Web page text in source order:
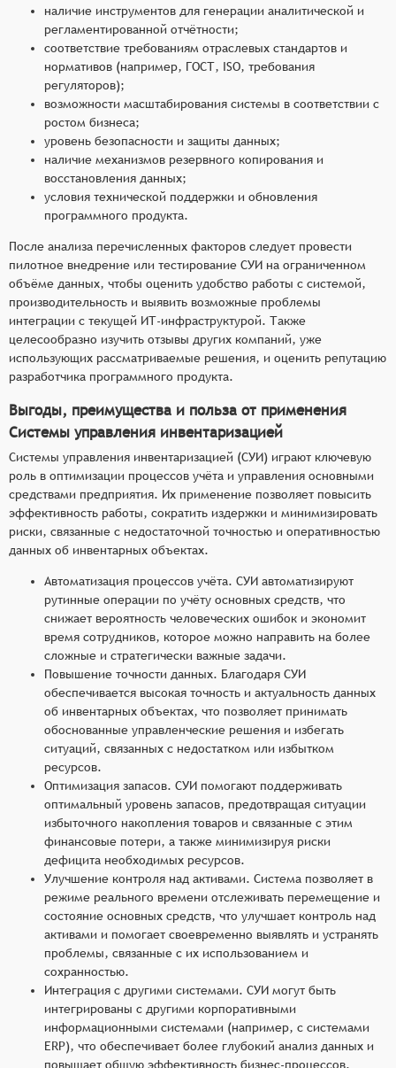
наличие инструментов для генерации аналитической и
регламентированной отчётности;
соответствие требованиям отраслевых стандартов и
нормативов (например, ГОСТ, ISO, требования
регуляторов);
возможности масштабирования системы в соответствии с
ростом бизнеса;
уровень безопасности и защиты данных;
наличие механизмов резервного копирования и
восстановления данных;
условия технической поддержки и обновления
программного продукта.
После анализа перечисленных факторов следует провести
пилотное внедрение или тестирование СУИ на ограниченном
объёме данных, чтобы оценить удобство работы с системой,
производительность и выявить возможные проблемы
интеграции с текущей ИТ-инфраструктурой. Также
целесообразно изучить отзывы других компаний, уже
использующих рассматриваемые решения, и оценить репутацию
разработчика программного продукта.
Выгоды, преимущества и польза от применения
Системы управления инвентаризацией
Системы управления инвентаризацией (СУИ) играют ключевую
роль в оптимизации процессов учёта и управления основными
средствами предприятия. Их применение позволяет повысить
эффективность работы, сократить издержки и минимизировать
риски, связанные с недостаточной точностью и оперативностью
данных об инвентарных объектах.
Автоматизация процессов учёта. СУИ автоматизируют
рутинные операции по учёту основных средств, что
снижает вероятность человеческих ошибок и экономит
время сотрудников, которое можно направить на более
сложные и стратегически важные задачи.
Повышение точности данных. Благодаря СУИ
обеспечивается высокая точность и актуальность данных
об инвентарных объектах, что позволяет принимать
обоснованные управленческие решения и избегать
ситуаций, связанных с недостатком или избытком
ресурсов.
Оптимизация запасов. СУИ помогают поддерживать
оптимальный уровень запасов, предотвращая ситуации
избыточного накопления товаров и связанные с этим
финансовые потери, а также минимизируя риски
дефицита необходимых ресурсов.
Улучшение контроля над активами. Система позволяет в
режиме реального времени отслеживать перемещение и
состояние основных средств, что улучшает контроль над
активами и помогает своевременно выявлять и устранять
проблемы, связанные с их использованием и
сохранностью.
Интеграция с другими системами. СУИ могут быть
интегрированы с другими корпоративными
информационными системами (например, с системами
ERP), что обеспечивает более глубокий анализ данных и
повышает общую эффективность бизнес-процессов.